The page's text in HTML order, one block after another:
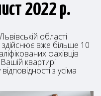
2022 р.
Львівській області
вже більше 10
фахівців
квартирі
з усіма